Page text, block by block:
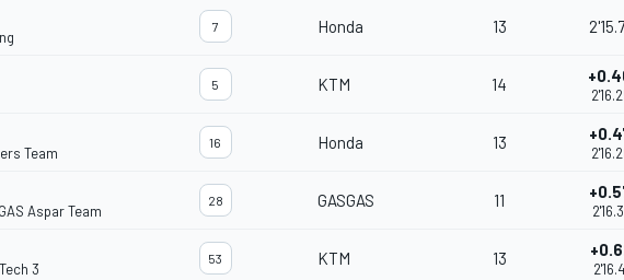
7 Honda 13
5 KTM 14
Team
16 Honda 13
Aspar Team
28 GASGAS 11
3
53 KTM 13